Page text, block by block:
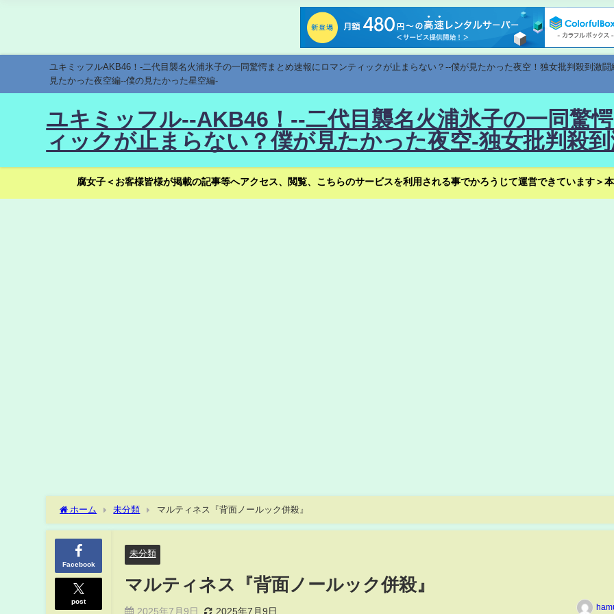
ユキミッフルAKB46！-二代目襲名火浦氷子の一同驚愕まとめ速報にロマンティックが止まらない？--僕が見たかった夜空！独女批判殺到激
見たかった夜空編--僕の見たかった星空編-
ユキミッフル--AKB46！--二代目襲名火浦氷子の一同驚
ィックが止まらない？僕が見たかった夜空-独女批判殺
腐女子＜お客様皆様が掲載の記事等へアクセス、閲覧、こちらのサービスを利用される事でかろうじて運営できています＞
ホーム 未分類 マルティネス『背面ノールック併殺』
Facebook
post
未分類
マルティネス『背面ノールック併殺』
2025年7月9日 2025年7月9日